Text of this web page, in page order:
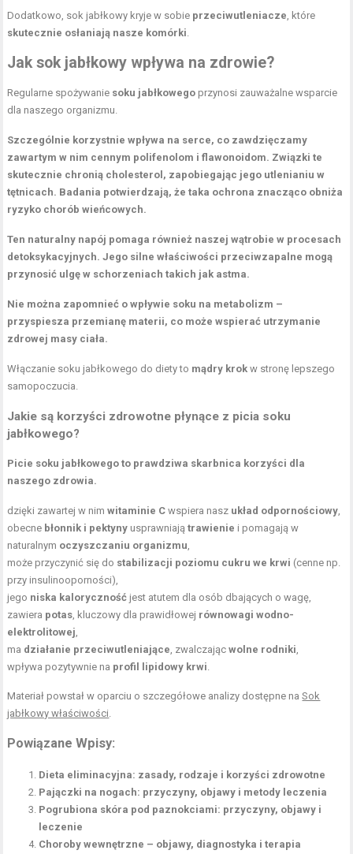
Dodatkowo, sok jabłkowy kryje w sobie przeciwutleniacze, które
skutecznie osłaniają nasze komórki.
Jak sok jabłkowy wpływa na zdrowie?
Regularne spożywanie soku jabłkowego przynosi zauważalne wsparcie
dla naszego organizmu.
Szczególnie korzystnie wpływa na serce, co zawdzięczamy
zawartym w nim cennym polifenolom i flawonoidom. Związki te
skutecznie chronią cholesterol , zapobiegając jego utlenianiu w
tętnicach. Badania potwierdzają, że taka ochrona znacząco obniża
ryzyko chorób wieńcowych.
Ten naturalny napój pomaga również naszejwątrobie w procesach
detoksykacyjnych. Jego silnewłaściwości przeciwzapalne mogą
przynosić ulgę w schorzeniach takich jak astma.
Nie można zapomnieć o wpływie soku na metabolizm –
przyspiesza przemianę materii, co może wspierać utrzymanie
zdrowej masy ciała.
Włączanie soku jabłkowego do diety to mądry krok w stronę lepszego
samopoczucia.
Jakie są korzyści zdrowotne płynące z picia soku
jabłkowego?
Picie soku jabłkowego to prawdziwa skarbnica korzyści dla
naszego zdrowia.
dzięki zawartej w nimwitaminie C wspiera nasz układ odpornościowy,
obecne błonnik i pektyny usprawniajątrawienie i pomagają w
naturalnym oczyszczaniu organizmu,
może przyczynić się do stabilizacji poziomu cukru we krwi (cenne np.
przy insulinooporności),
jego niska kaloryczność jest atutem dla osób dbających o wagę,
zawiera potas, kluczowy dla prawidłowej równowagi wodno-
elektrolitowej,
ma działanie przeciwutleniające, zwalczającwolne rodniki,
wpływa pozytywnie na profil lipidowy krwi.
Materiał powstał w oparciu o szczegółowe analizy dostępne naSok
jabłkowy właściwości.
Powiązane Wpisy:
Dieta eliminacyjna: zasady, rodzaje i korzyści zdrowotne
Pajączki na nogach: przyczyny, objawy i metody leczenia
Pogrubiona skóra pod paznokciami: przyczyny, objawy i
leczenie
Choroby wewnętrzne – objawy, diagnostyka i terapia